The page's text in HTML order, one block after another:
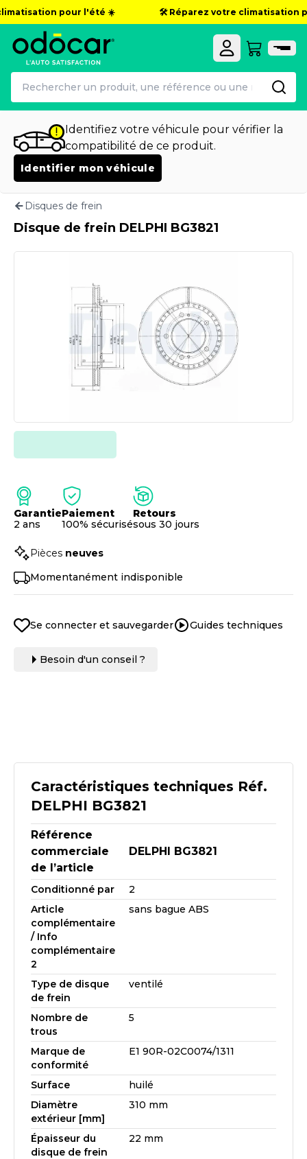
pour l'été ☀️ 🛠️ Réparez votre climatisation
Identifiez votre véhicule pour vérifier la
compatibilité de ce produit.
Identifier mon véhicule
Disques de frein
Caractéristiques techniques Réf.
DELPHI BG3821
Référence
commerciale
de l’article
DELPHI BG3821
Conditionné par
2
Article
complémentaire
/ Info
complémentaire
2
sans bague ABS
Type de disque
de frein
ventilé
Nombre de
trous
5
Marque de
conformité
E1 90R-02C0074/1311
Surface
huilé
Diamètre
extérieur [mm]
310 mm
Épaisseur du
disque de frein
22 mm
Disque de frein DELPHI BG3821
Garantie
2 ans
Paiement
100% sécurisé
Retours
sous 30 jours
Pièces neuves
Momentanément indisponible
Se connecter et sauvegarder Guides techniques
Besoin d'un conseil ?